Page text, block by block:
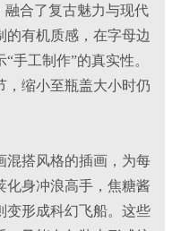
融合了复古魅力与现代
的有机质感，在字母边
手工制作”的真实性。
，缩小至瓶盖大小时仍
混搭风格的插画，为每
化身冲浪高手，焦糖酱
变形成科幻飞船。这些